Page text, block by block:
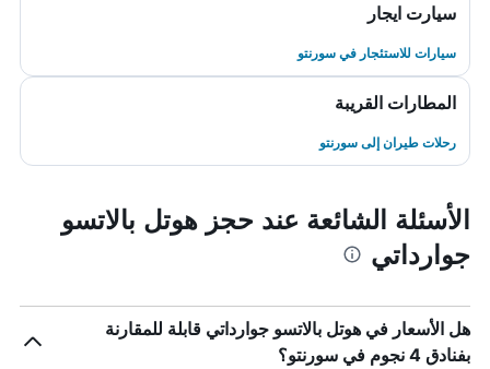
سيارت ايجار
سيارات للاستئجار في سورنتو
المطارات القريبة
رحلات طيران إلى سورنتو
الأسئلة الشائعة عند حجز هوتل بالاتسو
جوارداتي
هل الأسعار في هوتل بالاتسو جوارداتي قابلة للمقارنة
بفنادق 4 نجوم في سورنتو؟